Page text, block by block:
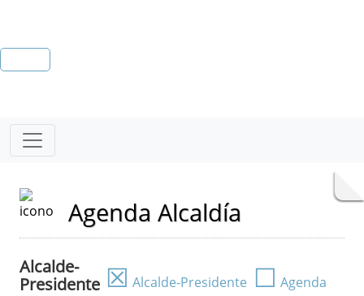
Agenda Alcaldía
Alcalde-
Presidente ☒ Alcalde-Presidente ☐ Agenda